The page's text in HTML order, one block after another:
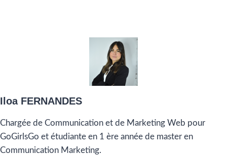
Iloa FERNANDES
Chargée de Communication et de Marketing Web pour
GoGirlsGo et étudiante en 1 ère année de master en
Communication Marketing.